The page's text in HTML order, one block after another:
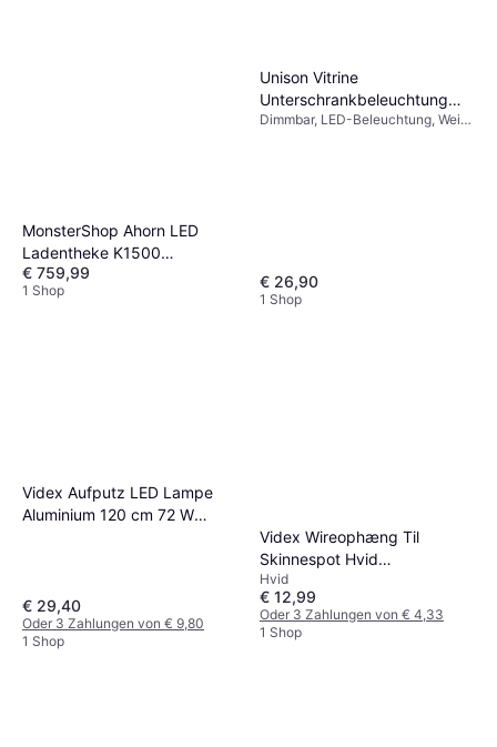
MonsterShop Ahorn LED
Ladentheke K1500
Tischbeleuchtung
€ 759,99
1 Shop
Unison Vitrine
Unterschrankbeleuchtung
Weiß 40x4x1 5 cm
Dimmbar, LED-Beleuchtung, Weiß,
€ 26,90
1 Shop
Videx Aufputz LED Lampe
Aluminium 120 cm 72 W
€ 29,40
Oder 3 Zahlungen von € 9,80
1 Shop
Videx Wireophæng Til
Skinnespot Hvid
Underskabsbelysning
Hvid
€ 12,99
Oder 3 Zahlungen von € 4,33
1 Shop